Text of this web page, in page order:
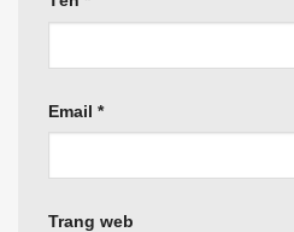
Email *
Trang web